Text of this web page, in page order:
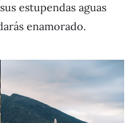
estupendas aguas
enamorado.